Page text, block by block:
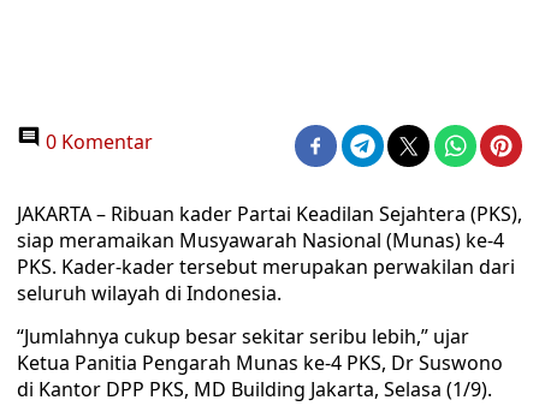
0 Komentar
JAKARTA – Ribuan kader Partai Keadilan Sejahtera (PKS),
siap meramaikan Musyawarah Nasional (Munas) ke-4
PKS. Kader-kader tersebut merupakan perwakilan dari
seluruh wilayah di Indonesia.
“Jumlahnya cukup besar sekitar seribu lebih,” ujar
Ketua Panitia Pengarah Munas ke-4 PKS, Dr Suswono
di Kantor DPP PKS, MD Building Jakarta, Selasa (1/9).